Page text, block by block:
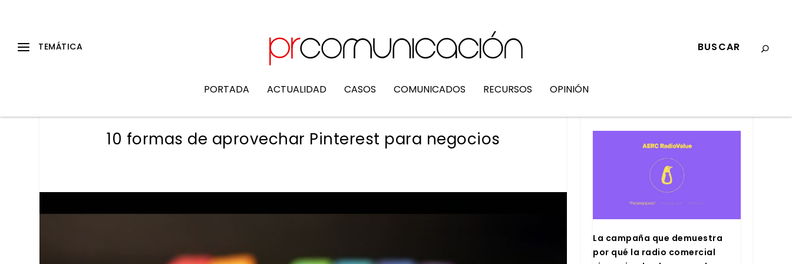
PORTADA ACTUALIDAD CASOS COMUNICADOS RECURSOS OPINIÓN
10 formas de aprovechar Pinterest para negocios
La cam­pa­ña que demues­tra
por qué la radio comer­cial